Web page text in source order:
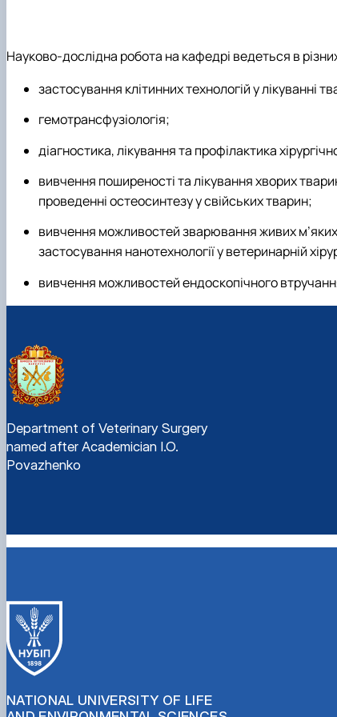
Науково-дослідна робота на кафедрі ведеться в
застосування клітинних технологій у лікуванні
гемотрансфузіологія;
діагностика, лікування та профілактика
вивчення поширеності та лікування хворих
проведенні остеосинтезу у свійських тварин;
вивчення можливостей зварювання живих м’яких
застосування нанотехнології у ветеринарній
вивчення можливостей ендоскопічного
Department of Veterinary Surgery
named after Academician I.O.
Povazhenko
NATIONAL UNIVERSITY OF LIFE